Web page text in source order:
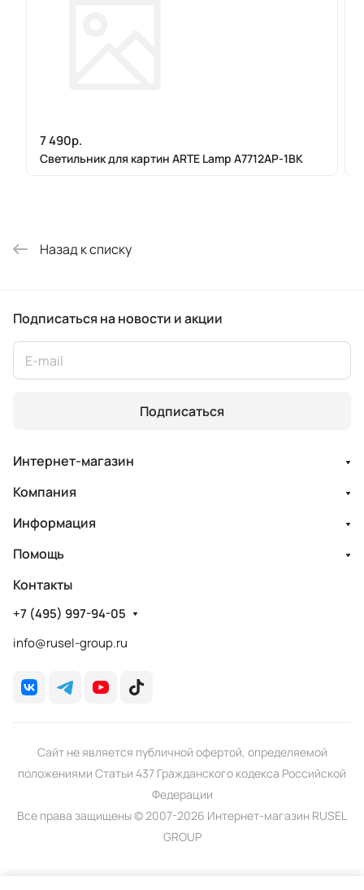
7 490р.
Светильник для картин ARTE Lamp A7712AP-1BK
Назад к списку
Подписаться на новости и акции
Подписаться
Интернет-магазин
Компания
Информация
Помощь
Контакты
+7 (495) 997-94-05
info@rusel-group.ru
Сайт не является публичной офертой, определяемой
положениями Статьи 437 Гражданского кодекса Российской
Федерации
Все права защищены © 2007-2026 Интернет-магазин RUSEL
GROUP